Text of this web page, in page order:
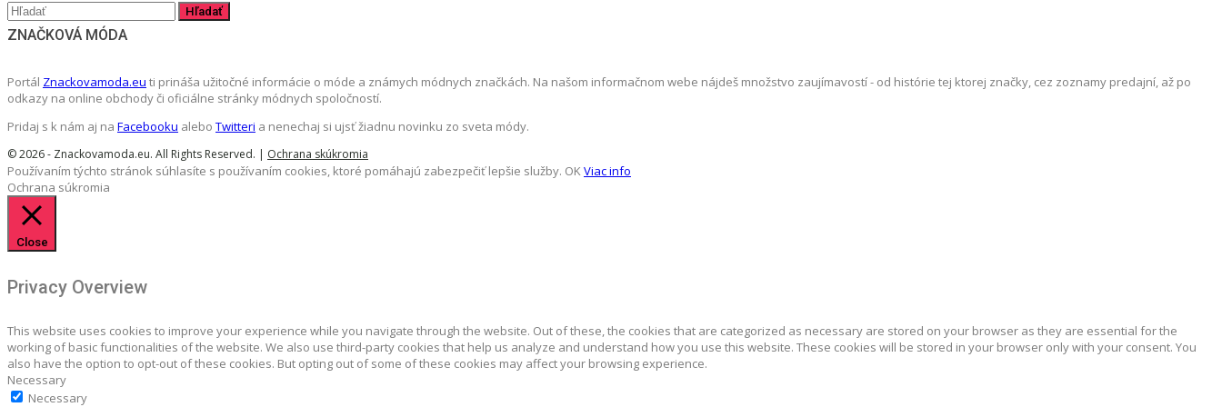
ZNAČKOVÁ MÓDA
Portál Znackovamoda.eu ti prináša užitočné informácie o móde a známych módnych značkách. Na našom informačnom webe nájdeš množstvo zaujímavostí - od histórie tej ktorej značky, cez zoznamy predajní, až po
odkazy na online obchody či oficiálne stránky módnych spoločností.
Pridaj s k nám aj na Facebooku alebo Twitteri a nenechaj si ujsť žiadnu novinku zo sveta módy.
© 2026 - Znackovamoda.eu. All Rights Reserved. | Ochrana skúkromia
Používaním týchto stránok súhlasíte s používaním cookies, ktoré pomáhajú zabezpečiť lepšie služby. OKViac info
Ochrana súkromia
Close
Privacy Overview
This website uses cookies to improve your experience while you navigate through the website. Out of these, the cookies that are categorized as necessary are stored on your browser as they are essential for the
working of basic functionalities of the website. We also use third-party cookies that help us analyze and understand how you use this website. These cookies will be stored in your browser only with your consent. You
also have the option to opt-out of these cookies. But opting out of some of these cookies may affect your browsing experience.
Necessary
Necessary